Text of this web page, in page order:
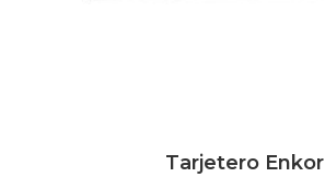
Tarjetero Enkor